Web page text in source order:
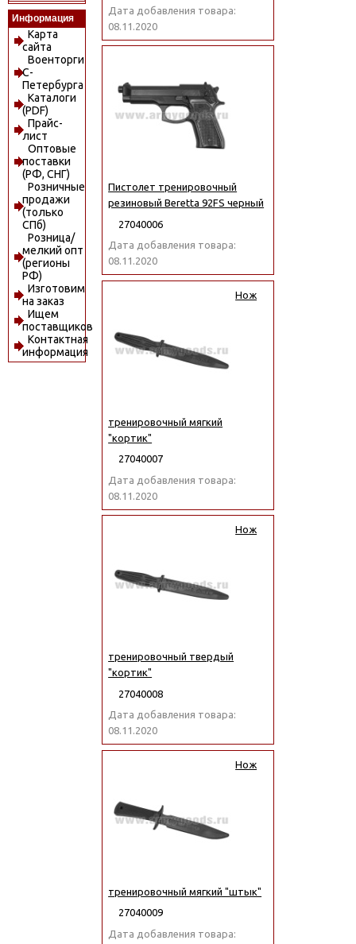
Информация
Карта
сайта
Военторги
С-
Петербурга
Каталоги
(PDF)
Прайс-
лист
Оптовые
поставки
(РФ, СНГ)
Розничные
продажи
(только
СПб)
Розница/
мелкий опт
(регионы
РФ)
Изготовим
на заказ
Ищем
поставщиков
Контактная
информация
Дата добавления товара:
08.11.2020
Пистолет тренировочный
резиновый Beretta 92FS черный
27040006
Дата добавления товара:
08.11.2020
Нож
тренировочный мягкий
"кортик"
27040007
Дата добавления товара:
08.11.2020
Нож
тренировочный твердый
"кортик"
27040008
Дата добавления товара:
08.11.2020
Нож
тренировочный мягкий "штык"
27040009
Дата добавления товара: